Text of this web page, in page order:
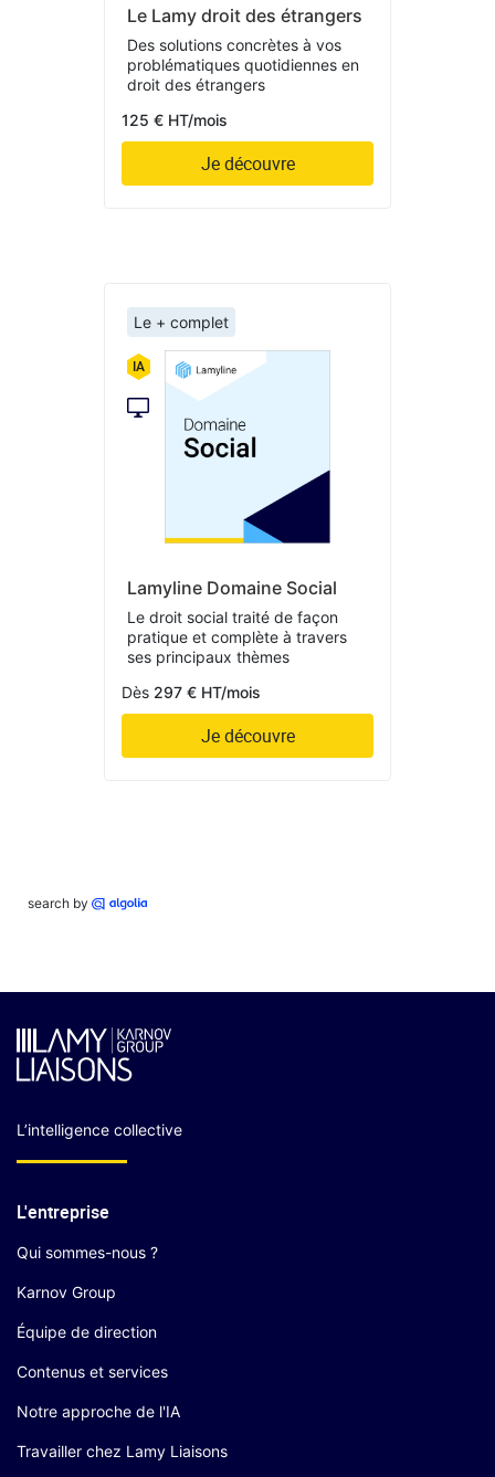
Le Lamy droit des étrangers
Des solutions concrètes à vos
problématiques quotidiennes en
droit des étrangers
125 € HT/mois
Je découvre
Le + complet
Lamyline Domaine Social
Le droit social traité de façon
pratique et complète à travers
ses principaux thèmes
Dès 297 € HT/mois
Je découvre
search by
L’intelligence collective
L'entreprise
Qui sommes-nous ?
Karnov Group
Équipe de direction
Contenus et services
Notre approche de l'IA
Travailler chez Lamy Liaisons